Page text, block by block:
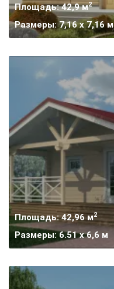
Площадь: 42,9 м2
Размеры: 7,16 x 7,16 м
Площадь: 42,96 м2
Размеры: 6.51 х 6,6 м